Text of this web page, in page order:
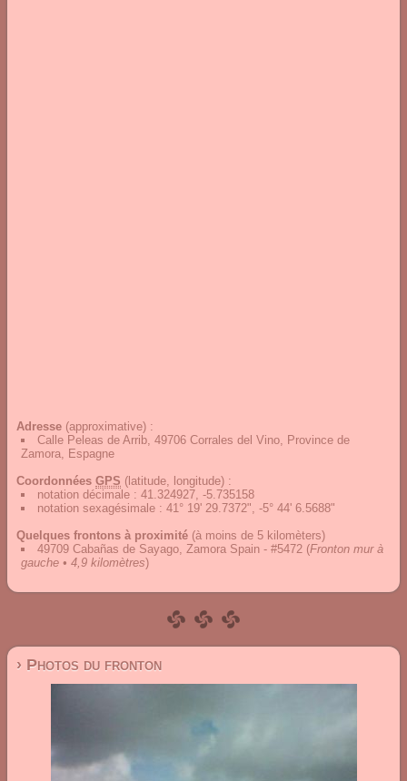
Adresse (approximative) :
Calle Peleas de Arrib, 49706 Corrales del Vino, Province de
Zamora, Espagne
Coordonnées GPS (latitude, longitude) :
notation décimale : 41.324927, -5.735158
notation sexagésimale : 41° 19' 29.7372", -5° 44' 6.5688"
Quelques frontons à proximité (à moins de 5 kilomèters)
49709 Cabañas de Sayago, Zamora Spain - #5472 (Fronton mur à
gauche • 4,9 kilomètres)
› Photos du fronton